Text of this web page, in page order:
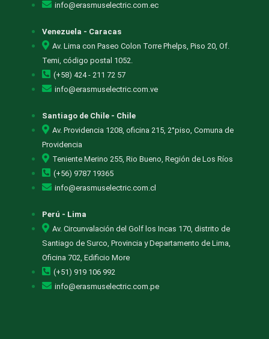
info@erasmuselectric.com.ec
Venezuela - Caracas
Av. Lima con Paseo Colon Torre Phelps, Piso 20, Of.
Temi, código postal 1052.
(+58) 424 - 211 72 57
info@erasmuselectric.com.ve
Santiago de Chile - Chile
Av. Providencia 1208, oficina 215, 2°piso, Comuna de
Providencia
Teniente Merino 255, Rio Bueno, Región de Los Ríos
(+56) 9787 19365
info@erasmuselectric.com.cl
Perú - Lima
Av. Circunvalación del Golf los Incas 170, distrito de
Santiago de Surco, Provincia y Departamento de Lima,
Oficina 702, Edificio More
(+51) 919 106 992
info@erasmuselectric.com.pe